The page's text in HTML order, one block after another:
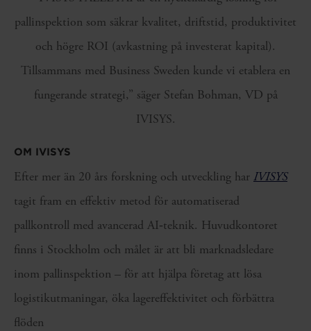
pallinspektion som säkrar kvalitet, driftstid, produktivitet
och högre ROI (avkastning på investerat kapital).
Tillsammans med Business Sweden kunde vi etablera en
fungerande strategi,” säger Stefan Bohman, VD på
IVISYS.
OM IVISYS
Efter mer än 20 års forskning och utveckling har IVISYS
tagit fram en effektiv metod för automatiserad
pallkontroll med avancerad AI‑teknik. Huvudkontoret
finns i Stockholm och målet är att bli marknadsledare
inom pallinspektion – för att hjälpa företag att lösa
logistikutmaningar, öka lagereffektivitet och förbättra
flöden